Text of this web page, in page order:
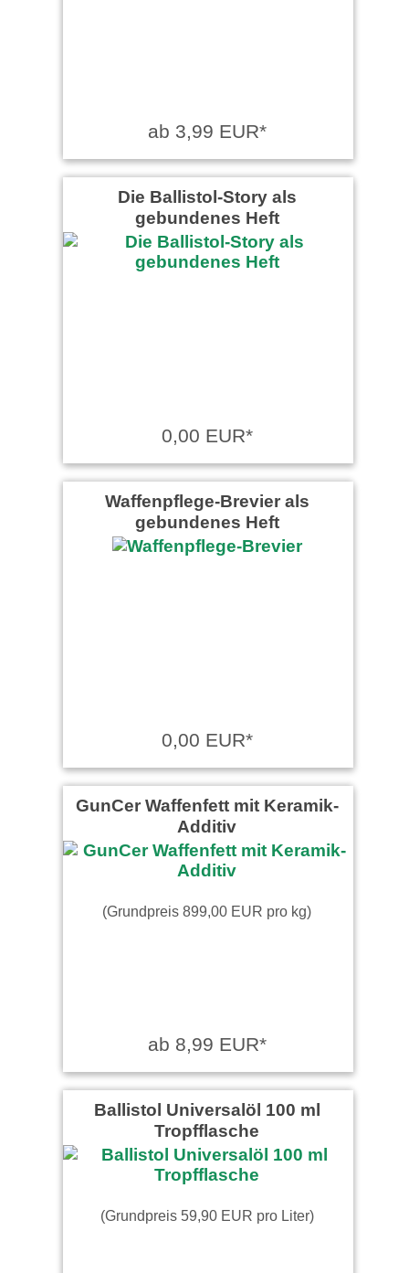
ab 3,99 EUR*
Die Ballistol-Story als
gebundenes Heft
0,00 EUR*
Waffenpflege-Brevier als
gebundenes Heft
0,00 EUR*
GunCer Waffenfett mit Keramik-
Additiv
(Grundpreis 899,00 EUR pro kg)
ab 8,99 EUR*
Ballistol Universalöl 100 ml
Tropfflasche
(Grundpreis 59,90 EUR pro Liter)